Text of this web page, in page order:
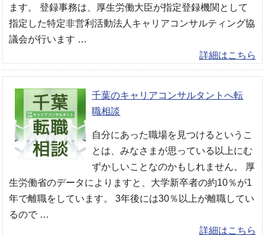
ます。 登録事務は、厚生労働大臣が指定登録機関として
指定した特定非営利活動法人キャリアコンサルティング協
議会が行います …
詳細はこちら
千葉のキャリアコンサルタントへ転
職相談
自分にあった職場を見つけるというこ
とは、みなさまが思っている以上にむ
ずかしいことなのかもしれません。 厚
生労働省のデータによりますと、大学新卒者の約10％が1
年で離職をしています。 3年後には30％以上が離職してい
るので …
詳細はこちら